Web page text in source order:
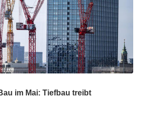
im Mai: Tiefbau treibt